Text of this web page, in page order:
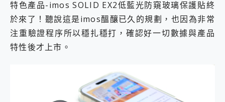
特色產品-imos SOLID EX2低藍光防窺玻璃保護貼終
於來了！聽說這是imos醞釀已久的規劃，也因為非常
注重驗證程序所以穩扎穩打，確認好一切數據與產品
特性後才上市。